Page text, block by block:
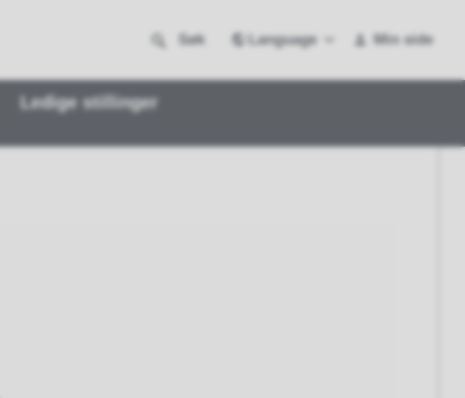
Søk Language Min side
Ledige stillinger